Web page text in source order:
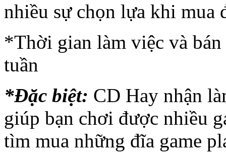
nhiều sự chọn lựa khi mua
*Thời gian làm việc và
tuần
*Đặc biệt: CD Hay nhận
giúp bạn chơi được nhiều
tìm mua những đĩa game